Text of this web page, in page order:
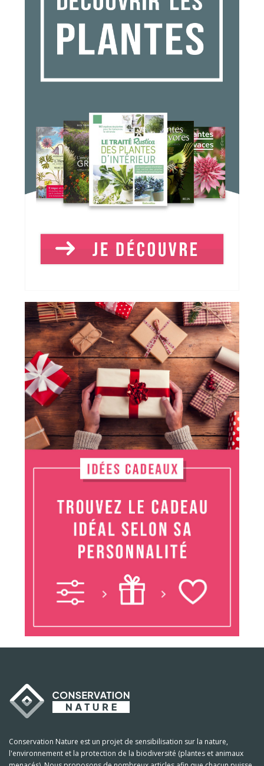
Conservation Nature est un projet de sensibilisation sur la nature,
l'environnement et la protection de la biodiversité (plantes et animaux